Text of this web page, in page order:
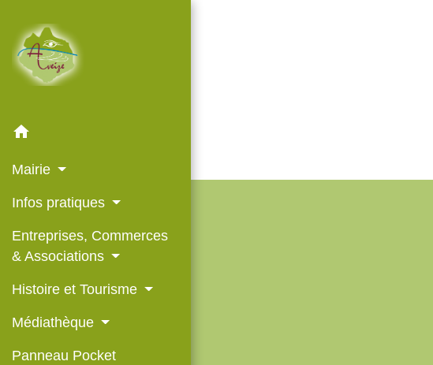
home
Mairie
Infos pratiques
Entreprises, Commerces
& Associations
Histoire et Tourisme
Médiathèque
Panneau Pocket